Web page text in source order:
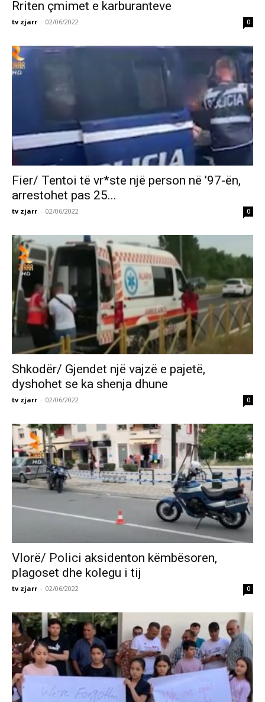
Rriten çmimet e karburanteve
tv zjarr - 02/06/2022 0
Fier/ Tentoi të vr*ste një person në ’97-ën,
arrestohet pas 25...
tv zjarr - 02/06/2022 0
Shkodër/ Gjendet një vajzë e pajetë,
dyshohet se ka shenja dhune
tv zjarr - 02/06/2022 0
Vlorë/ Polici aksidenton këmbësoren,
plagoset dhe kolegu i tij
tv zjarr - 02/06/2022 0